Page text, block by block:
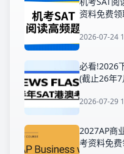
资料免费领
2026-07-24
必看!2026
(截止26年
2026-07-29
2027AP商
考资料免费